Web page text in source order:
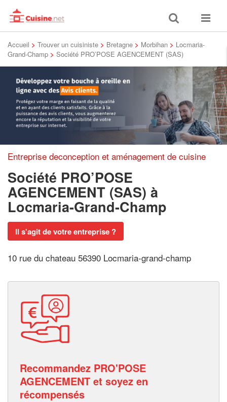
Toggle
search
Toggle
Accueil > Trouver un cuisiniste > Bretagne > Morbihan > Locmaria-
Grand-Champ > Société PRO’POSE AGENCEMENT (SAS)
Entreprise deconception et aménagement de cuisine
Société PRO’POSE
AGENCEMENT (SAS) à
Locmaria-Grand-Champ
Il s'agit de votre entreprise ?
10 rue du chateau 56390 Locmaria-grand-champ
Recommandez PRO'POSE
AGENCEMENT et soyez en
récompensés